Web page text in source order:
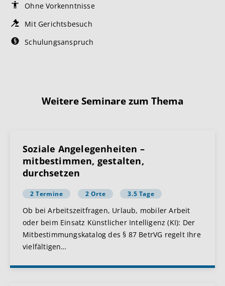
Ohne Vorkenntnisse
Mit Gerichtsbesuch
Schulungsanspruch
Weitere Seminare zum Thema
Soziale Angelegenheiten –
mitbestimmen, gestalten,
durchsetzen
2 Termine 2 Orte 3.5 Tage
Ob bei Arbeitszeitfragen, Urlaub, mobiler Arbeit
oder beim Einsatz Künstlicher Intelligenz (KI): Der
Mitbestimmungskatalog des § 87 BetrVG regelt Ihre
vielfältigen…